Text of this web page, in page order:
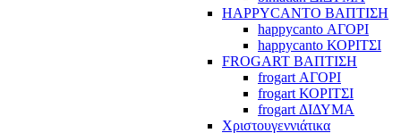
HAPPYCANTO ΒΑΠΤΙΣΗ
happycanto ΑΓΟΡΙ
happycanto ΚΟΡΙΤΣΙ
FROGART ΒΑΠΤΙΣΗ
frogart ΑΓΟΡΙ
frogart ΚΟΡΙΤΣΙ
frogart ΔΙΔΥΜΑ
Χριστουγεννιάτικα